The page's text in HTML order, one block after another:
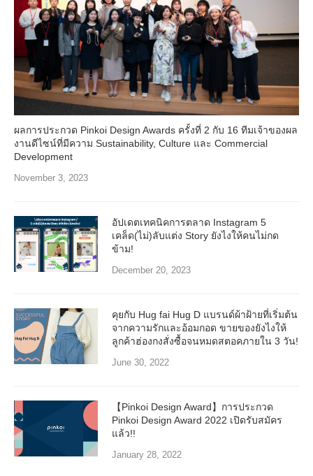
ผลการประกวด Pinkoi Design Awards ครั้งที่ 2 กับ 16 ทีมเจ้าของผล
งานดีไซน์ที่มีความ Sustainability, Culture และ Commercial
Development
November 3, 2023
อัปเดตเทคนิคการตลาด Instagram 5
เคล็ด(ไม่)ลับแต่ง Story ยังไงให้คนไม่กด
ข้าม!
December 20, 2023
คุยกับ Hug fai Hug D แบรนด์ผ้าฝ้ายที่เริ่มต้น
จากความรักและอ้อมกอด ขายของยังไงให้
ลูกค้าฮ่องกงสั่งซื้อจนหมดสตอคภายใน 3 วัน!
June 30, 2022
【Pinkoi Design Award】การประกวด
Pinkoi Design Award 2022 เปิดรับสมัคร
แล้ว!!
January 28, 2022